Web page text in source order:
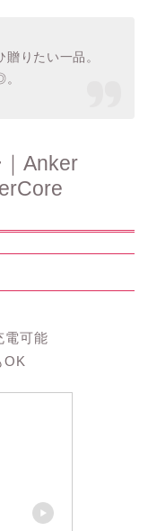
贈りたい一品。
Anker
電可能
OK